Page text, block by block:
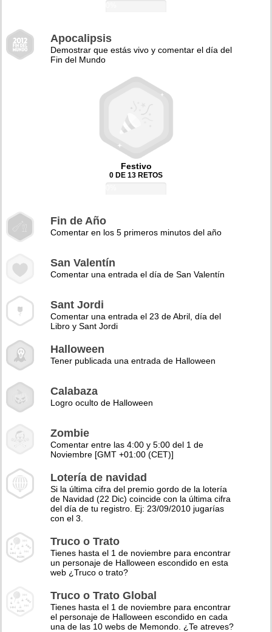
Apocalipsis
Demostrar que estás vivo y comentar el día del
Fin del Mundo
Festivo
0 DE 13 RETOS
Fin de Año
Comentar en los 5 primeros minutos del año
San Valentín
Comentar una entrada el día de San Valentín
Sant Jordi
Comentar una entrada el 23 de Abril, día del
Libro y Sant Jordi
Halloween
Tener publicada una entrada de Halloween
Calabaza
Logro oculto de Halloween
Zombie
Comentar entre las 4:00 y 5:00 del 1 de
Noviembre [GMT +01:00 (CET)]
Lotería de navidad
Si la última cifra del premio gordo de la lotería
de Navidad (22 Dic) coincide con la última cifra
del día de tu registro. Ej: 23/09/2010 jugarías
con el 3.
Truco o Trato
Tienes hasta el 1 de noviembre para encontrar
un personaje de Halloween escondido en esta
web ¿Truco o trato?
Truco o Trato Global
Tienes hasta el 1 de noviembre para encontrar
el personaje de Halloween escondido en cada
una de las 10 webs de Memondo. ¿Te atreves?